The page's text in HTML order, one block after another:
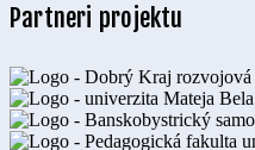
Partneri projektu